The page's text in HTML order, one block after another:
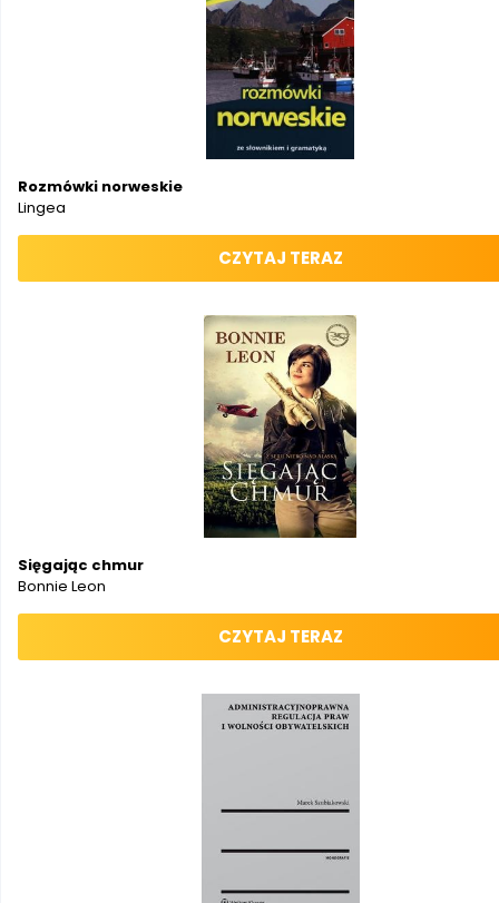
Rozmówki norweskie
Lingea
CZYTAJ TERAZ
Sięgając chmur
Bonnie Leon
CZYTAJ TERAZ